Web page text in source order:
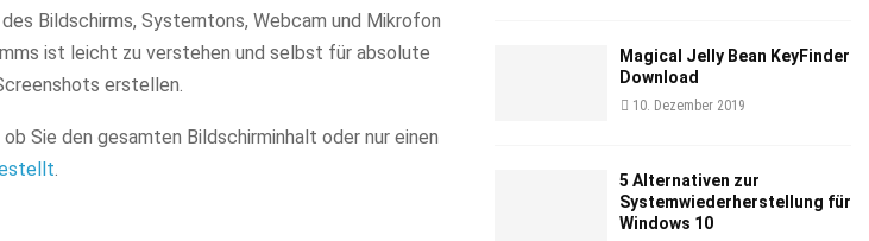
Bildschirms, Systemtons, Webcam und Mikrofon
ist leicht zu verstehen und selbst für absolute
erstellen.
Sie den gesamten Bildschirminhalt oder nur einen
Magical Jelly Bean KeyFinder
Download
10. Dezember 2019
5 Alternativen zur
Systemwiederherstellung für
Windows 10